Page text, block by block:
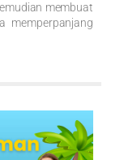
membuat
memperpanjang